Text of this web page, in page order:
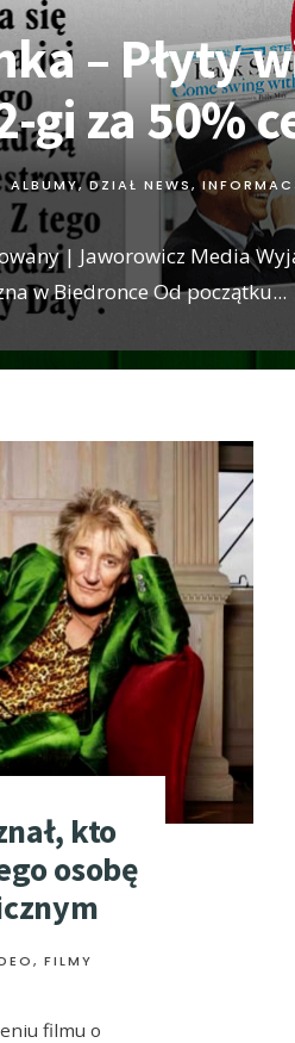
– Płyty
gi za 50%
ALBUMY,DZIAŁ NEWS,
| Jaworowicz Media
w Biedronce Od początku...
kto
osobę
, FILMY
filmu o